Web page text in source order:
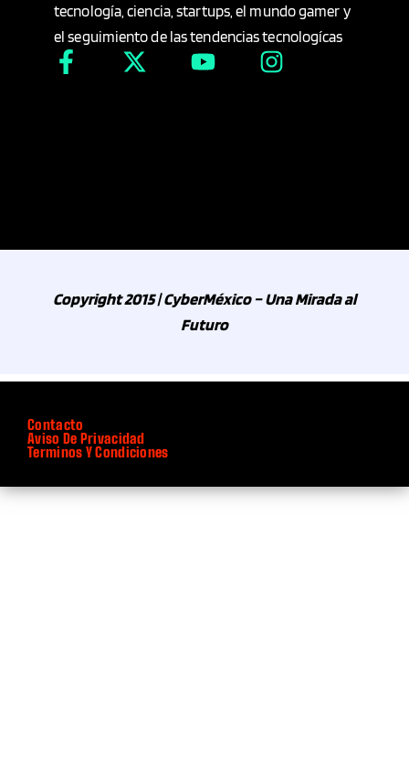
tecnología, ciencia, startups, el mundo gamer y
el seguimiento de las tendencias tecnologícas
Copyright 2015 | CyberMéxico – Una Mirada al
Futuro
Contacto
Aviso De Privacidad
Terminos Y Condiciones